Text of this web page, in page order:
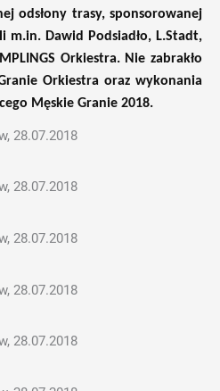
odsłony trasy, sponsorowanej
m.in. Dawid Podsiadło, L.Stadt,
Orkiestra. Nie zabrakło
Orkiestra oraz wykonania
Męskie Granie 2018.
28.07.2018
28.07.2018
28.07.2018
28.07.2018
28.07.2018